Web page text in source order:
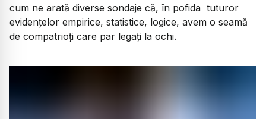
cum ne arată diverse sondaje că, în pofida tuturor
evidențelor empirice, statistice, logice, avem o seamă
de compatrioți care par legați la ochi.